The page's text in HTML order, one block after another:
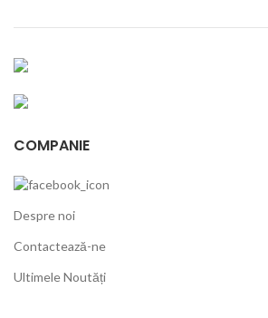
COMPANIE
Despre noi
Contactează-ne
Ultimele Noutăți